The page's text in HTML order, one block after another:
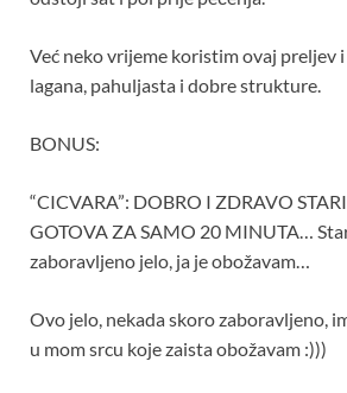
Već neko vrijeme koristim ovaj preljev
lagana, pahuljasta i dobre strukture.
BONUS:
“CICVARA”: DOBRO I ZDRAVO
GOTOVA ZA SAMO 20 MINUTA…
zaboravljeno jelo, ja je obožavam…
Ovo jelo, nekada skoro zaboravljeno,
u mom srcu koje zaista obožavam :)))